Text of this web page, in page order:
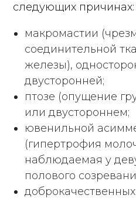
следующих причинах:
макромастии
соединительной
железы),
двусторонней;
птозе (опущение
или двустороннем;
ювенильной
(гипертрофия
наблюдаемая у
полового